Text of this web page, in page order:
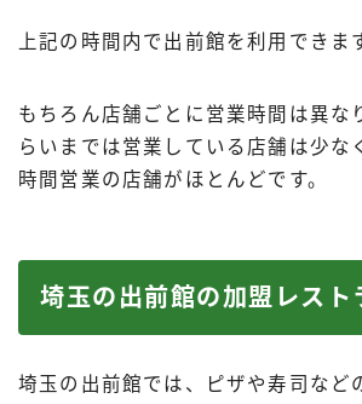
上記の時間内で出前館を利用できま
もちろん店舗ごとに営業時間は異な
らいまでは営業している店舗は少な
時間営業の店舗がほとんどです。
埼玉の出前館の加盟レスト
埼玉の出前館では、ピザや寿司など